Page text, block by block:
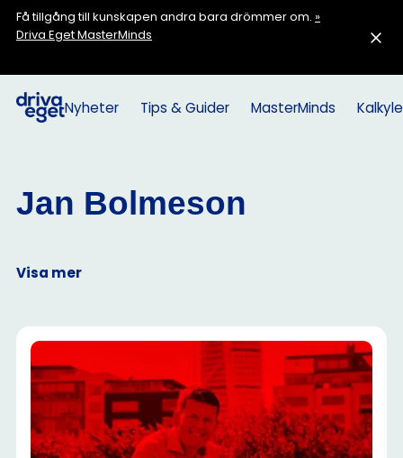
Få tillgång till kunskapen andra bara drömmer om. »
Driva Eget MasterMinds
Nyheter Tips & Guider MasterMinds
Jan Bolmeson
Visa mer